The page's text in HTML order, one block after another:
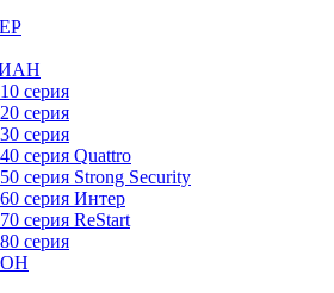
10 серия
20 серия
30 серия
40 серия Quattro
50 серия Strong Security
60 серия Интер
70 серия ReStart
80 серия